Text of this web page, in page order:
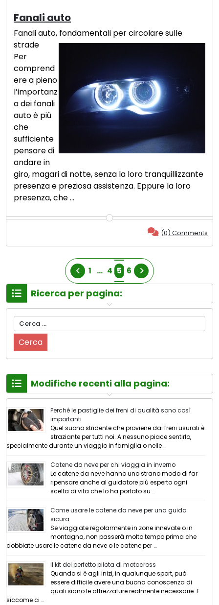
Fanali auto
Fanali auto, fondamentali per circolare sulle
strade
Per
comprend
ere a pieno
l’importanz
a dei fanali
auto è più
che
sufficiente
pensare di
andare in
giro, magari di notte, senza la loro tranquillizzante
presenza e preziosa assistenza. Eppure la loro
presenza, che …
(0) Comments
N
a
v
i
a
z
i
o
n
e
a
r
t
i
c
o
1 … 4 5 6
Ricerca per pagina:
Ricerca
per:
Modifiche recenti alla pagina:
Perché le pastiglie dei freni di qualità sono così
importanti
Quel suono stridente che proviene dai freni usurati è
straziante per tutti noi. A nessuno piace sentirlo,
specialmente durante un viaggio in famiglia o nelle …
Catene da neve per chi viaggia in inverno
Le catene da neve hanno uno strano modo di far
ripensare anche al guidatore più esperto ogni
scelta di vita che lo ha portato su …
Come usare le catene da neve per una guida
sicura
Se viaggiate regolarmente in zone innevate o in
montagna, non passerà molto tempo prima che
dobbiate usare le catene da neve o le catene per …
Il kit del perfetto pilota di motocross
Quando si è agli inizi, in qualunque sport, può
essere difficile avere una buona conoscenza di
quali siano le attrezzature realmente necessarie. E
siccome ci …